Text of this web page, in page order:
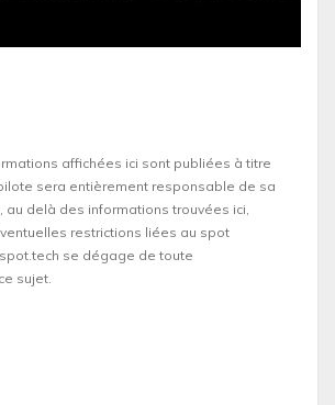
affichées ici sont publiées à titre
sera entièrement responsable de sa
au delà des informations trouvées ici,
restrictions liées au spot
se dégage de toute
sujet.